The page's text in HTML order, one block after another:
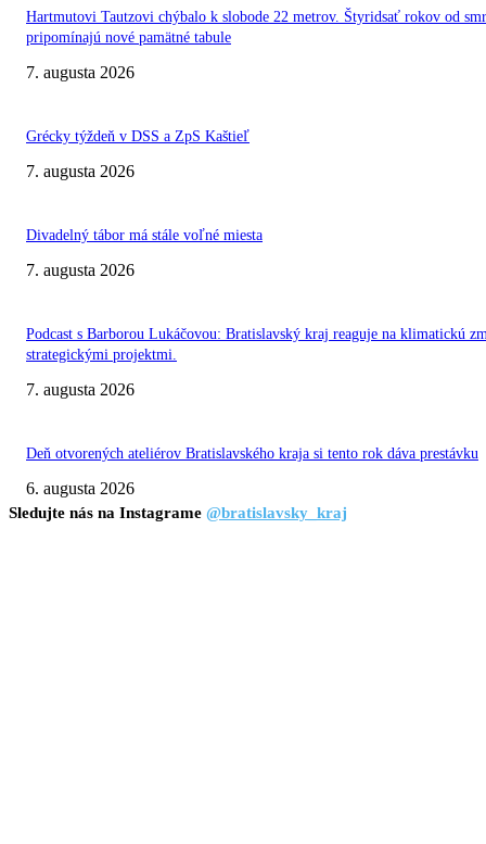
Hartmutovi Tautzovi chýbalo k slobode 22 metrov. Štyridsať rokov od
pripomínajú nové pamätné tabule
7. augusta 2026
Grécky týždeň v DSS a ZpS Kaštieľ
7. augusta 2026
Divadelný tábor má stále voľné miesta
7. augusta 2026
Podcast s Barborou Lukáčovou: Bratislavský kraj reaguje na klimatickú
strategickými projektmi.
7. augusta 2026
Deň otvorených ateliérov Bratislavského kraja si tento rok dáva prestávku
6. augusta 2026
Sledujte nás na Instagrame @bratislavsky_kraj